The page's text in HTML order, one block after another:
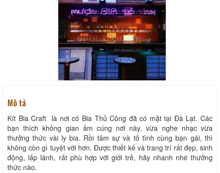
Mô tả
Kít Bia Craft là nơi có Bia Thủ Công đã có mặt tại Đà Lạt. Các
bạn thích không gian ấm cúng nơi này, vừa nghe nhạc vừa
thưởng thức vài ly bia. Rồi tâm sự và tỏ tình cùng bạn gái, thì
không còn gì tuyệt vời hơn. Được thiết kế và trang trí rất đẹp, sinh
động, lấp lánh, rất phù hợp với giới trẻ, hãy nhanh nhé thưởng
thức nào.